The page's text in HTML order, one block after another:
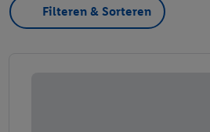
Filteren & Sorteren